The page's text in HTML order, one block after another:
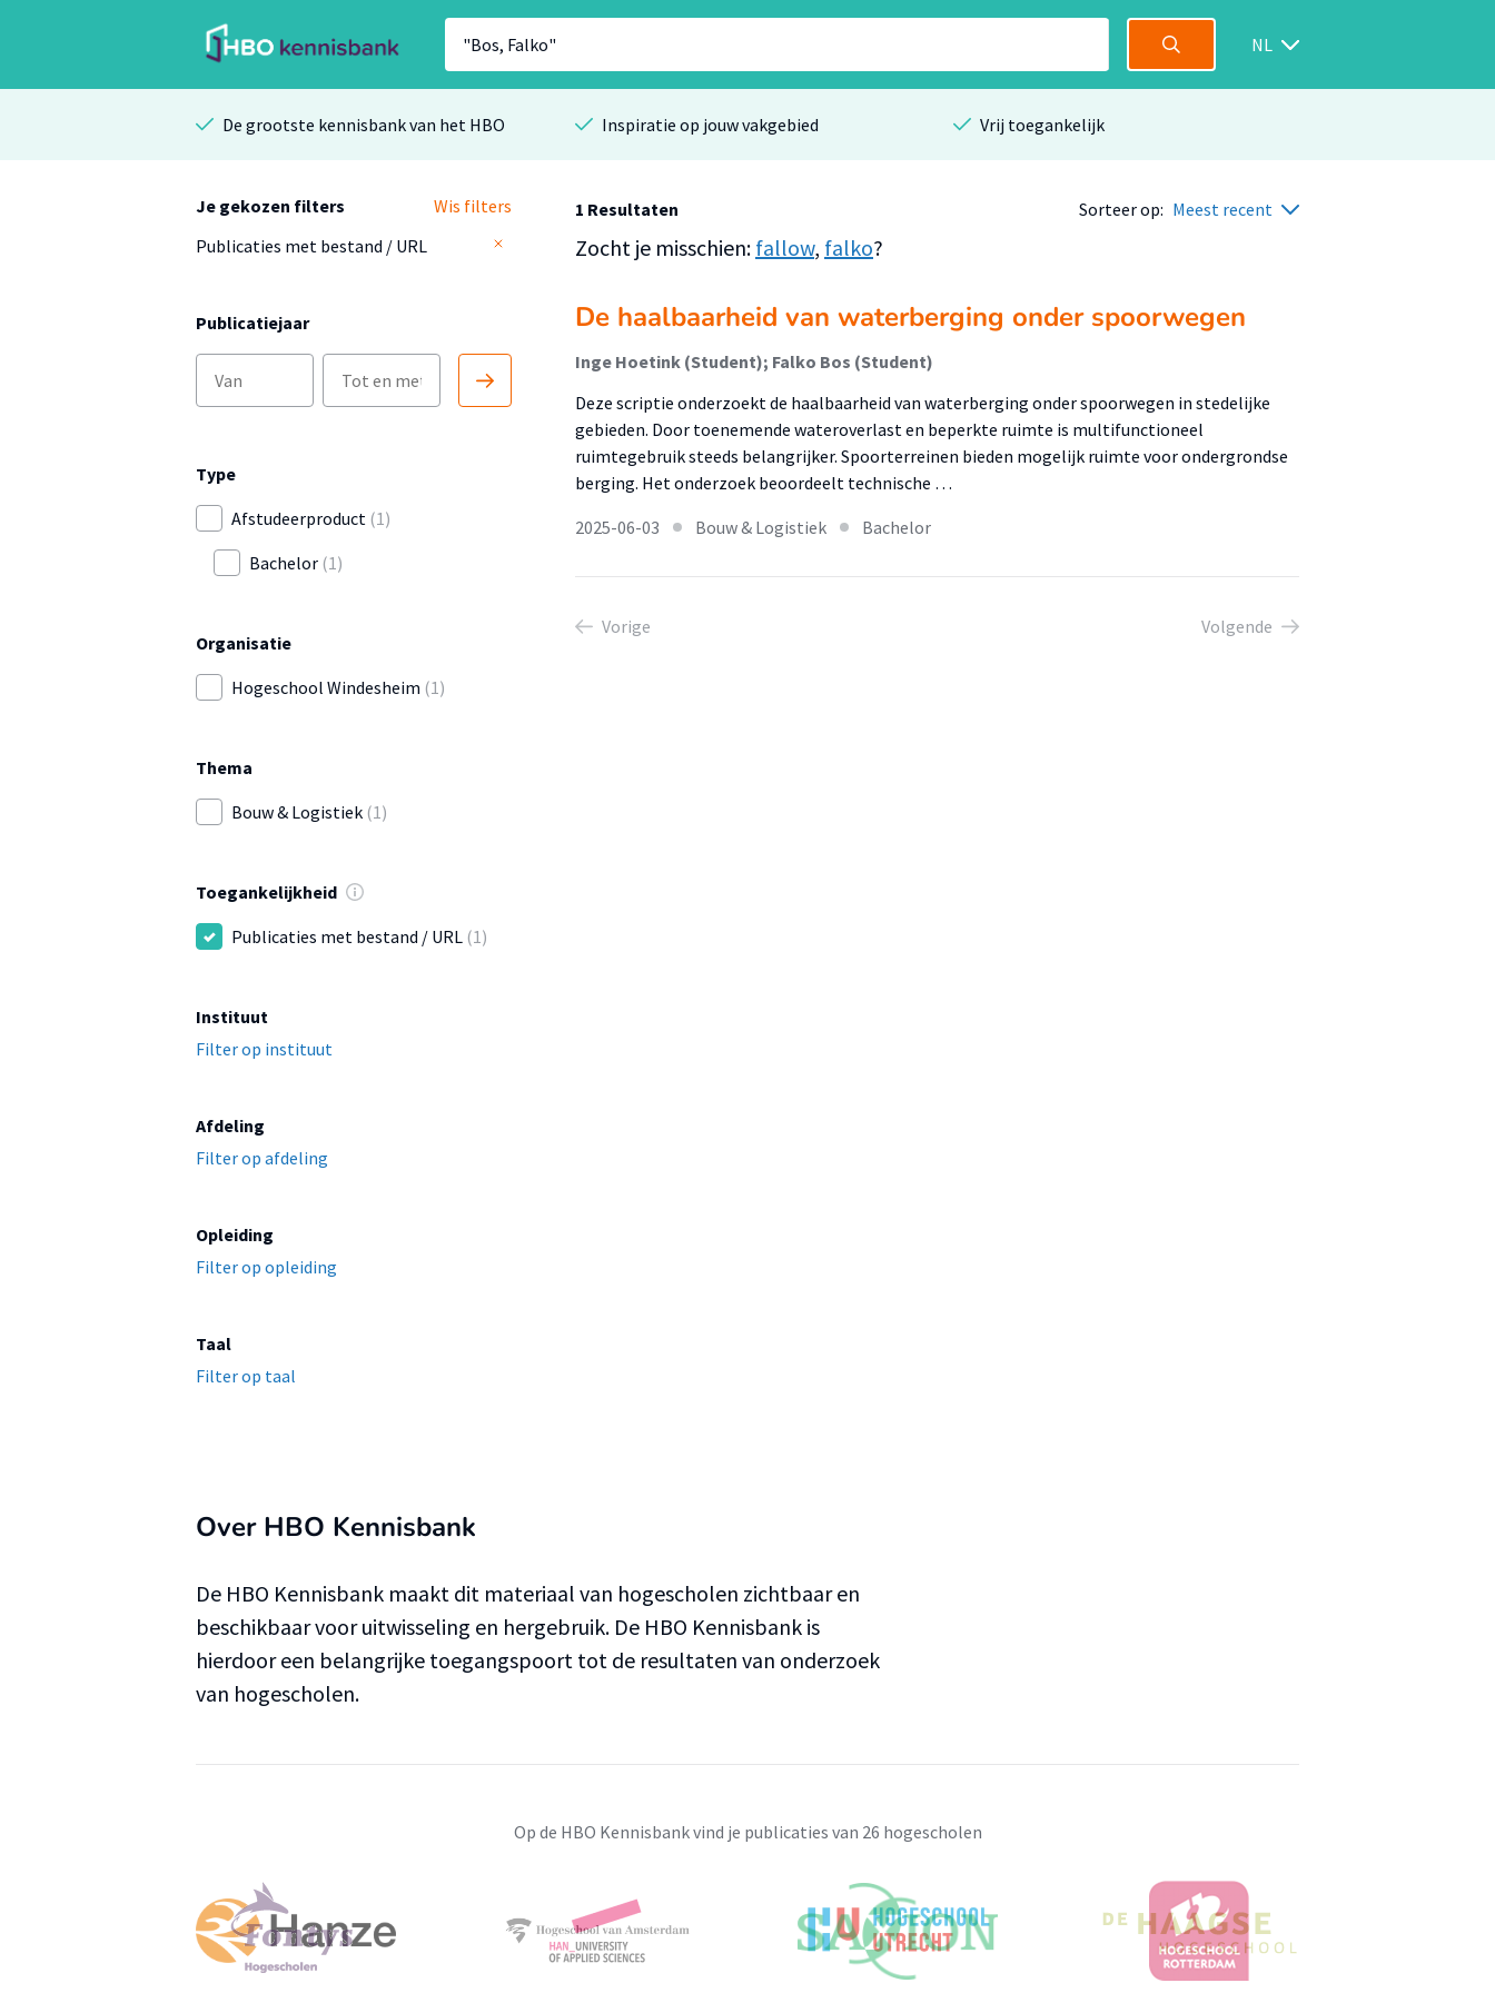
NL
De grootste kennisbank van het HBO Inspiratie op jouw vakgebied Vrij toegankelijk
Je gekozen filters
Wis filters
Publicaties met bestand / URL
Publicatiejaar
Type
Afstudeerproduct (1)
Bachelor (1)
Organisatie
Hogeschool Windesheim (1)
Thema
Bouw & Logistiek (1)
Toegankelijkheid
Publicaties met bestand / URL (1)
Instituut
Filter op instituut
Afdeling
Filter op afdeling
Opleiding
Filter op opleiding
Taal
Filter op taal
1 Resultaten Sorteer op: Meest recent
Zocht je misschien: fallow, falko?
De haalbaarheid van waterberging onder spoorwegen
Inge Hoetink (Student); Falko Bos (Student)
Deze scriptie onderzoekt de haalbaarheid van waterberging onder spoorwegen in stedelijke
gebieden. Door toenemende wateroverlast en beperkte ruimte is multifunctioneel
ruimtegebruik steeds belangrijker. Spoorterreinen bieden mogelijk ruimte voor ondergrondse
berging. Het onderzoek beoordeelt technische …
2025-06-03
Bouw & Logistiek Bachelor
Vorige Volgende
Over HBO Kennisbank
De HBO Kennisbank maakt dit materiaal van hogescholen zichtbaar en
beschikbaar voor uitwisseling en hergebruik. De HBO Kennisbank is
hierdoor een belangrijke toegangspoort tot de resultaten van onderzoek
van hogescholen.
Op de HBO Kennisbank vind je publicaties van 26 hogescholen